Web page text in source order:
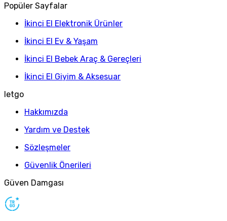
Popüler Sayfalar
İkinci El Elektronik Ürünler
İkinci El Ev & Yaşam
İkinci El Bebek Araç & Gereçleri
İkinci El Giyim & Aksesuar
letgo
Hakkımızda
Yardım ve Destek
Sözleşmeler
Güvenlik Önerileri
Güven Damgası